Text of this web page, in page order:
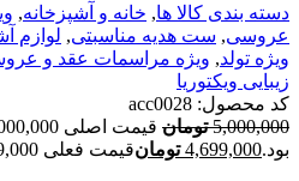
دسته بندی کالا ها, خانه و آشپزخانه,
عروسی, ست هدیه مناسبتی, لوازم
ویژه تولد, ویژه مراسمات عقد و
زیبایی ویکتوریا
کد محصول: acc0028
5,000,000 تومان
بود.4,699,000 تومانقیمت فعلی 4,699,000 تومان است.